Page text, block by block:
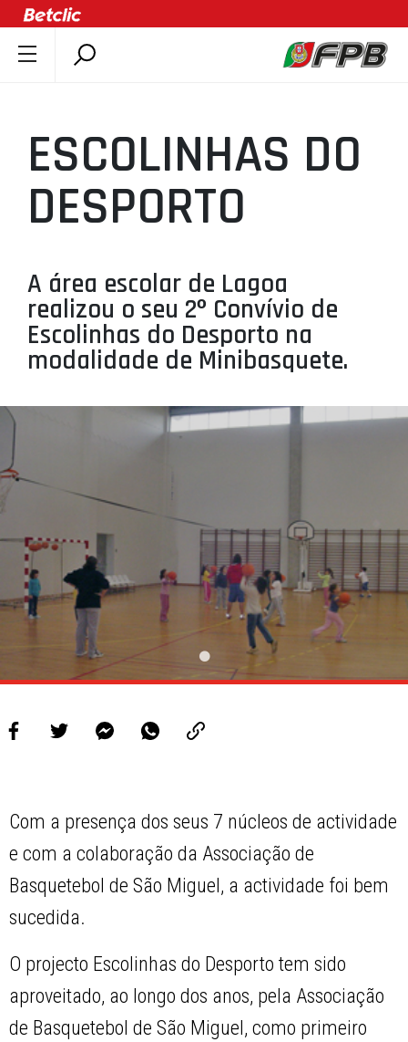
ÚLTIMAS
COMPETIÇÕES
ASSOCIAÇÕES
AGENTES
AGENDA
SELEÇÕES
MINIBASQUETE
ÁREA TÉCNICA
LIGA BETCLIC FEMININA
ESCOLINHAS DO
DESPORTO
A área escolar de Lagoa
realizou o seu 2º Convívio de
Escolinhas do Desporto na
modalidade de Minibasquete.
Com a presença dos seus 7 núcleos de actividade
e com a colaboração da Associação de
Basquetebol de São Miguel, a actividade foi bem
sucedida.
O projecto Escolinhas do Desporto tem sido
aproveitado, ao longo dos anos, pela Associação
de Basquetebol de São Miguel, como primeiro